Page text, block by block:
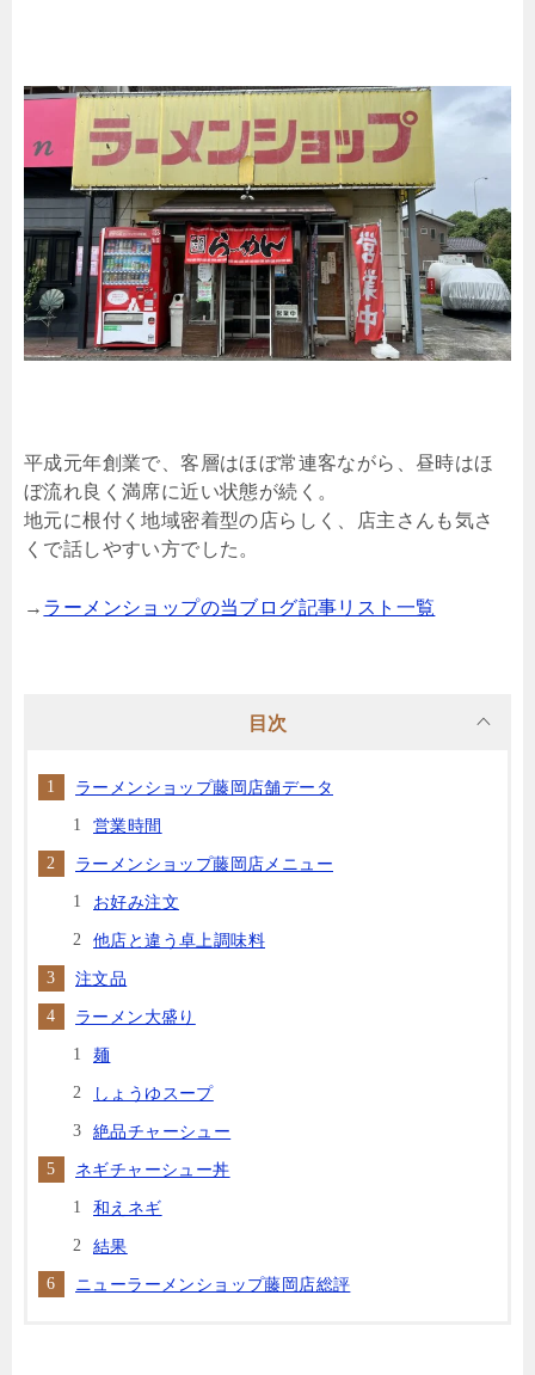
平成元年創業で、客層はほぼ常連客ながら、昼時はほ
ぼ流れ良く満席に近い状態が続く。
地元に根付く地域密着型の店らしく、店主さんも気さ
くで話しやすい方でした。
→ ラーメンショップの当ブログ記事リスト一覧
目次
ラーメンショップ藤岡店舗データ
営業時間
ラーメンショップ藤岡店メニュー
お好み注文
他店と違う卓上調味料
注文品
ラーメン大盛り
麺
しょうゆスープ
絶品チャーシュー
ネギチャーシュー丼
和えネギ
結果
ニューラーメンショップ藤岡店総評